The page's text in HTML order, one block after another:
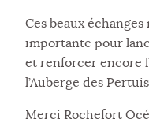
Ces beaux
importante pour
et renforcer encore
l’Auberge des
Merci Rochefort